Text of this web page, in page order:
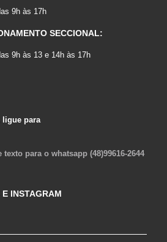
9h às 17h
SECCIONAL:
9h às 13 e 14h às 17h
ligue para
para o whatsapp (48)99616-2644
INSTAGRAM